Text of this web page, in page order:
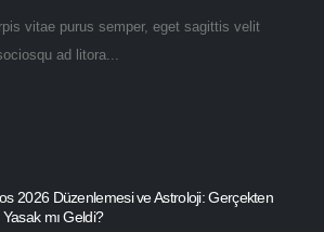
vitae purus semper, eget sagittis velit
ad litora...
2026 Düzenlemesi ve Astroloji: Gerçekten
mı Geldi?